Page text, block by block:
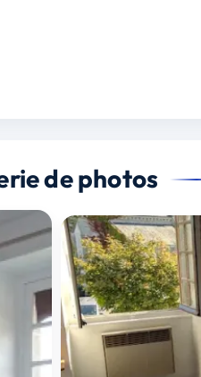
de photos